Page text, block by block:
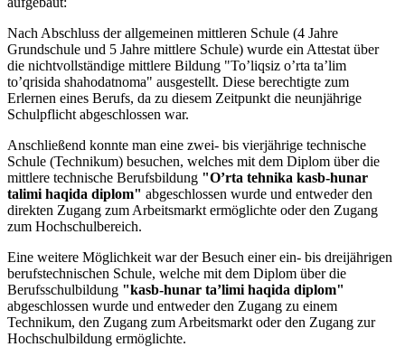
Nach Abschluss der allgemeinen mittleren Schule (4 Jahre
Grundschule und 5 Jahre mittlere Schule) wurde ein Attestat über
die nichtvollständige mittlere Bildung "To’liqsiz o’rta ta’lim
to’qrisida shahodatnoma" ausgestellt. Diese berechtigte zum
Erlernen eines Berufs, da zu diesem Zeitpunkt die neunjährige
Schulpflicht abgeschlossen war.
Anschließend konnte man eine zwei- bis vierjährige technische
Schule (Technikum) besuchen, welches mit dem Diplom über die
mittlere technische Berufsbildung "O’rta tehnika kasb-hunar
talimi haqida diplom" abgeschlossen wurde und entweder den
direkten Zugang zum Arbeitsmarkt ermöglichte oder den Zugang
zum Hochschulbereich.
Eine weitere Möglichkeit war der Besuch einer ein- bis dreijährigen
berufstechnischen Schule, welche mit dem Diplom über die
Berufsschulbildung "kasb-hunar ta’limi haqida diplom"
abgeschlossen wurde und entweder den Zugang zu einem
Technikum, den Zugang zum Arbeitsmarkt oder den Zugang zur
Hochschulbildung ermöglichte.